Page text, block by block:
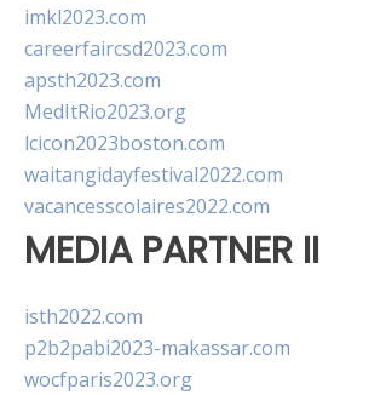
imkl2023.com
careerfaircsd2023.com
apsth2023.com
MedItRio2023.org
lcicon2023boston.com
waitangidayfestival2022.com
vacancesscolaires2022.com
MEDIA PARTNER II
isth2022.com
p2b2pabi2023-makassar.com
wocfparis2023.org